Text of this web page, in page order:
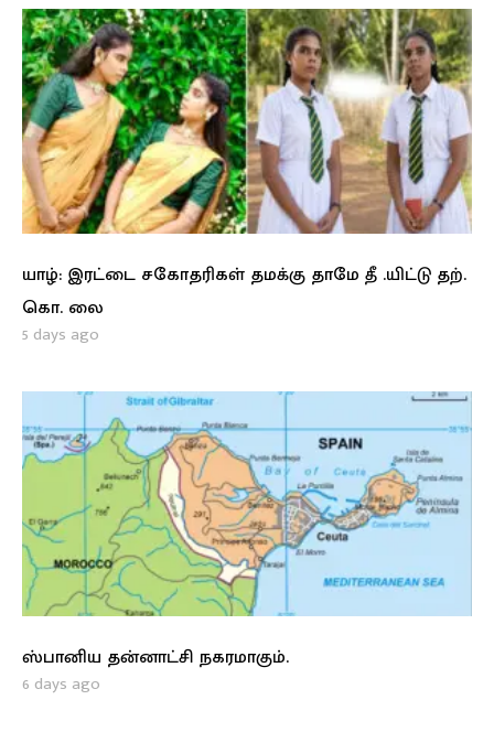
யாழ்: இரட்டை சகோதரிகள் தமக்கு தாமே தீ .யிட்டு தற்.
கொ. லை
5 days ago
ஸ்பானிய தன்னாட்சி நகரமாகும்.
6 days ago